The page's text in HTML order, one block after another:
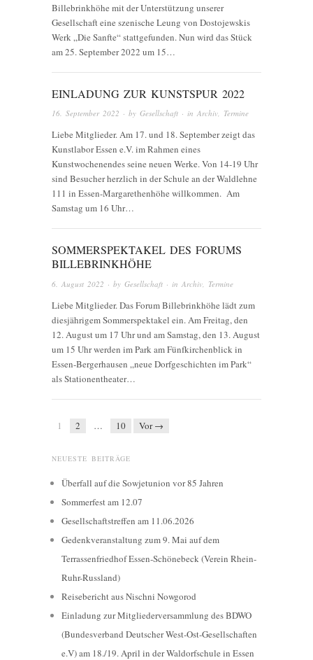
Billebrinkhöhe mit der Unterstützung unserer
Gesellschaft eine szenische Leung von Dostojewskis
Werk „Die Sanfte“ stattgefunden. Nun wird das Stück
am 25. September 2022 um 15…
EINLADUNG ZUR KUNSTSPUR 2022
16. September 2022 · by Gesellschaft · in Archiv, Termine
Liebe Mitglieder. Am 17. und 18. September zeigt das
Kunstlabor Essen e.V. im Rahmen eines
Kunstwochenendes seine neuen Werke. Von 14-19 Uhr
sind Besucher herzlich in der Schule an der Waldlehne
111 in Essen-Margarethenhöhe willkommen. Am
Samstag um 16 Uhr…
SOMMERSPEKTAKEL DES FORUMS
BILLEBRINKHÖHE
6. August 2022 · by Gesellschaft · in Archiv Termine
Liebe Mitglieder. Das Forum Billebrinkhöhe lädt zum
diesjährigem Sommerspektakel ein. Am Freitag, den
12. August um 17 Uhr und am Samstag, den 13. August
um 15 Uhr werden im Park am Fünfkirchenblick in
Essen-Bergerhausen „neue Dorfgeschichten im Park“
als Stationentheater…
1 2 … 10 Vor →
NEUESTE BEITRÄGE
Überfall auf die Sowjetunion vor 85 Jahren
Sommerfest am 12.07
Gesellschaftstreffen am 11.06.2026
Gedenkveranstaltung zum 9. Mai auf dem
Terrassenfriedhof Essen-Schönebeck (Verein Rhein-
Ruhr-Russland)
Reisebericht aus Nischni Nowgorod
Einladung zur Mitgliederversammlung des BDWO
(Bundesverband Deutscher West-Ost-Gesellschaften
e.V) am 18./19. April in der Waldorfschule in Essen